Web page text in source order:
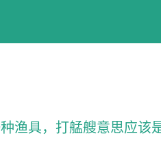
渔具，打艋艘意思应该